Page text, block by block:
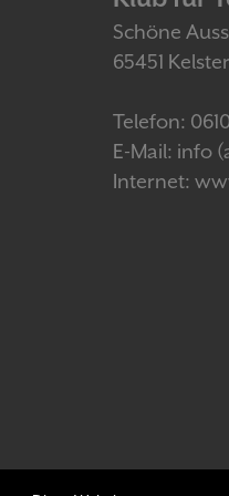
Schöne
65451
Telefon:
E-Mail: info
Internet: